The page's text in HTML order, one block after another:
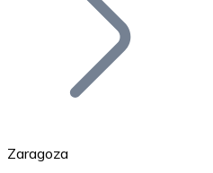
Zaragoza